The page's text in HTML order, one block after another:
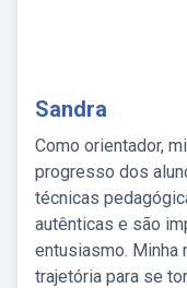
Sandra
Como orientador,
progresso dos
técnicas
autênticas e são
entusiasmo. Minha
trajetória para se